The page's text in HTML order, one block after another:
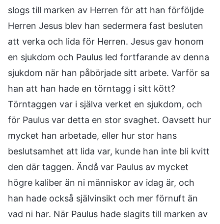
slogs till marken av Herren för att han förföljde
Herren Jesus blev han sedermera fast besluten
att verka och lida för Herren. Jesus gav honom
en sjukdom och Paulus led fortfarande av denna
sjukdom när han påbörjade sitt arbete. Varför sa
han att han hade en törntagg i sitt kött?
Törntaggen var i själva verket en sjukdom, och
för Paulus var detta en stor svaghet. Oavsett hur
mycket han arbetade, eller hur stor hans
beslutsamhet att lida var, kunde han inte bli kvitt
den där taggen. Ändå var Paulus av mycket
högre kaliber än ni människor av idag är, och
han hade också självinsikt och mer förnuft än
vad ni har. När Paulus hade slagits till marken av